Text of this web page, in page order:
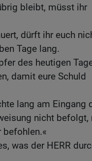
bleibt, müsst ihr
dürft ihr euch
Tage lang.
des heutigen
damit eure Schuld
lang am Eingang
nicht befolgt,
befohlen.«
was der HERR